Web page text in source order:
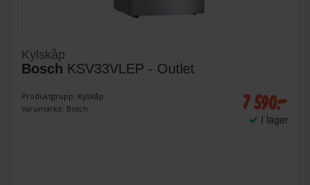
Kylskåp
Bosch KSV33VLEP - Outlet
Produktgrupp: Kylskåp
Varumärke: Bosch
7 590:-
I lager